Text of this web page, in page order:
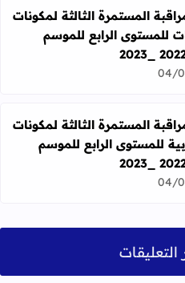
المستمرة الثالثة لمكونات
المستمرة الثالثة لمكونات
للمستوى الرابع للموسم
04/
المستمرة الثالثة لمكونات اللغة
المستمرة الثالثة لمكونات
للمستوى الرابع للموسم
04/
التعليقات